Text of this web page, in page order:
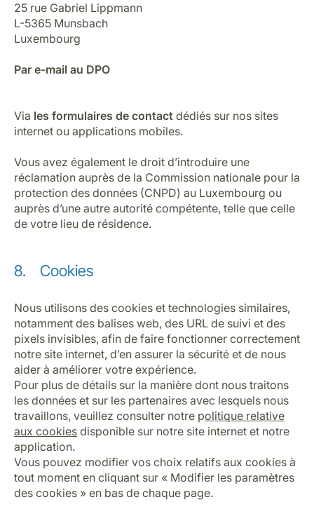
25 rue Gabriel Lippmann
L-5365 Munsbach
Luxembourg
Par e-mail au DPO
Via les formulaires de contact dédiés sur nos sites
internet ou applications mobiles.
Vous avez également le droit d’introduire une
réclamation auprès de la Commission nationale pour la
protection des données (CNPD) au Luxembourg ou
auprès d’une autre autorité compétente, telle que celle
de votre lieu de résidence.
8. Cookies
Nous utilisons des cookies et technologies similaires,
notamment des balises web, des URL de suivi et des
pixels invisibles, afin de faire fonctionner correctement
notre site internet, d’en assurer la sécurité et de nous
aider à améliorer votre expérience.
Pour plus de détails sur la manière dont nous traitons
les données et sur les partenaires avec lesquels nous
travaillons, veuillez consulter notre politique relative
aux cookies disponible sur notre site internet et notre
application.
Vous pouvez modifier vos choix relatifs aux cookies à
tout moment en cliquant sur « Modifier les paramètres
des cookies » en bas de chaque page.